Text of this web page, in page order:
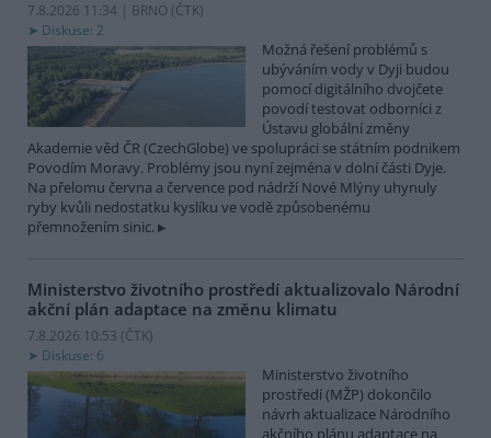
7.8.2026 11:34 | BRNO (ČTK)
Diskuse: 2
Možná řešení problémů s
ubýváním vody v Dyji budou
pomocí digitálního dvojčete
povodí testovat odborníci z
Ústavu globální změny
Akademie věd ČR (CzechGlobe) ve spolupráci se státním podnikem
Povodím Moravy. Problémy jsou nyní zejména v dolní části Dyje.
Na přelomu června a července pod nádrží Nové Mlýny uhynuly
ryby kvůli nedostatku kyslíku ve vodě způsobenému
přemnožením sinic.
Ministerstvo životního prostředí aktualizovalo Národní
akční plán adaptace na změnu klimatu
7.8.2026 10:53 (ČTK)
Diskuse: 6
Ministerstvo životního
prostředí (MŽP) dokončilo
návrh aktualizace Národního
akčního plánu adaptace na